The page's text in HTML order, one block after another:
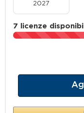
2027
7 licenze